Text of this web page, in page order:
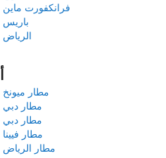
فرانكفورت ماين
باريس
الرياض
مطار ميونخ
مطار دبي
مطار دبي
مطار فيينا
مطار الرياض